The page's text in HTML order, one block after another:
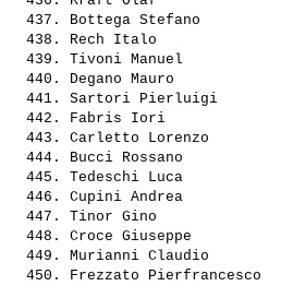
  437.
Bottega Stefano
  438.
Rech Italo
  439.
Tivoni Manuel
  440.
Degano Mauro
  441.
Sartori Pierluigi
  442.
Fabris Iori
  443.
Carletto Lorenzo
  444.
Bucci Rossano
  445.
Tedeschi Luca
  446.
Cupini Andrea
  447.
Tinor Gino
  448.
Croce Giuseppe
  449.
Murianni Claudio
  450.
Frezzato Pierfrancesco